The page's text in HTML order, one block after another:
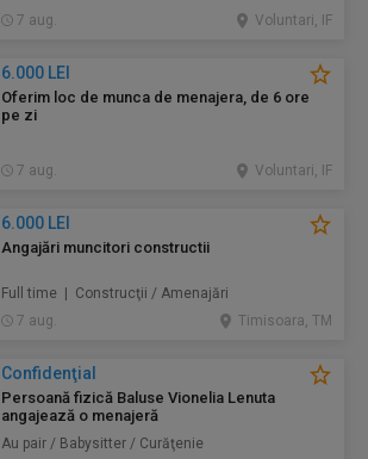
7 aug. Voluntari, IF
6.000 LEI
Oferim loc de munca de menajera, de 6 ore
pe zi
7 aug. Voluntari, IF
6.000 LEI
Angajări muncitori constructii
Full time | Construcţii / Amenajări
7 aug.
Timisoara, TM
Confidenţial
Persoană fizică Baluse Vionelia Lenuta
angajează o menajeră
Au pair / Babysitter / Curăţenie